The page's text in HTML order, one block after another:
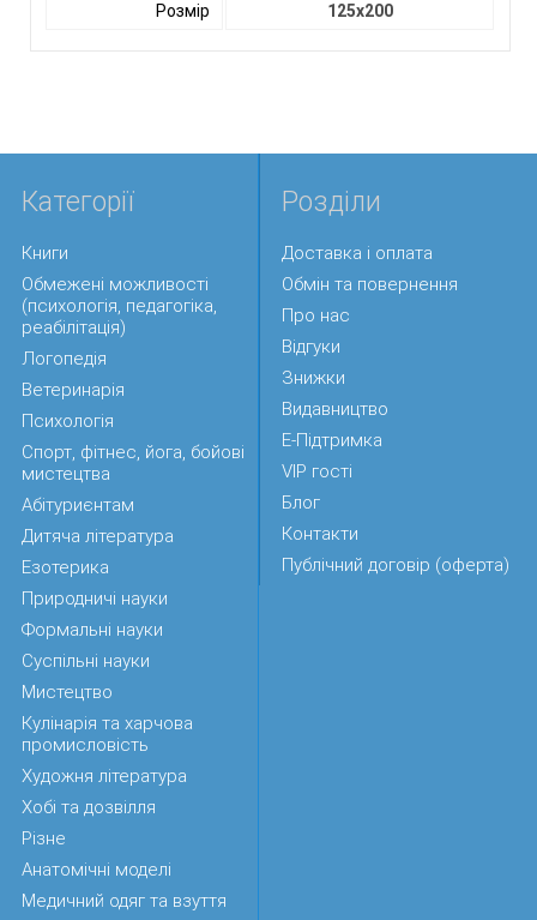
Розмір 125х200
Категорії
Книги
Обмежені можливості
(психологія, педагогіка,
реабілітація)
Логопедія
Ветеринарія
Психологія
Спорт, фітнес, йога, бойові
мистецтва
Абітуриєнтам
Дитяча література
Езотерика
Природничі науки
Формальні науки
Суспільні науки
Мистецтво
Кулінарія та харчова
промисловість
Художня література
Хобі та дозвілля
Різне
Анатомічні моделі
Медичний одяг та взуття
Розділи
Доставка і оплата
Обмін та повернення
Про нас
Відгуки
Знижки
Видавництво
Е-Підтримка
VIP гості
Блог
Контакти
Публічний договір (оферта)